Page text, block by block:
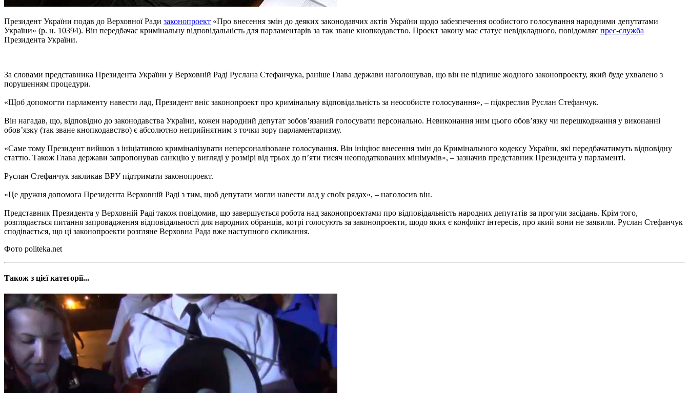
Президент України подав до Верховної Ради законопроект «Про внесення змін до деяких законодавчих актів України щодо забезпечення особистого голосування народними депутатами
України» (р. н. 10394). Він передбачає кримінальну відповідальність для парламентарів за так зване кнопкодавство. Проект закону має статус невідкладного, повідомляє прес-служба
Президента України.
За словами представника Президента України у Верховній Раді Руслана Стефанчука, раніше Глава держави наголошував, що він не підпише жодного законопроекту, який буде ухвалено з
порушенням процедури.
«Щоб допомогти парламенту навести лад, Президент вніс законопроект про кримінальну відповідальність за неособисте голосування», – підкреслив Руслан Стефанчук.
Він нагадав, що, відповідно до законодавства України, кожен народний депутат зобов’язаний голосувати персонально. Невиконання ним цього обов’язку чи перешкоджання у виконанні
обов’язку (так зване кнопкодавство) є абсолютно неприйнятним з точки зору парламентаризму.
«Саме тому Президент вийшов з ініціативою криміналізувати неперсоналізоване голосування. Він ініціює внесення змін до Кримінального кодексу України, які передбачатимуть відповідну
статтю. Також Глава держави запропонував санкцію у вигляді у розмірі від трьох до п’яти тисяч неоподаткованих мінімумів», – зазначив представник Президента у парламенті.
Руслан Стефанчук закликав ВРУ підтримати законопроект.
«Це дружня допомога Президента Верховній Раді з тим, щоб депутати могли навести лад у своїх рядах», – наголосив він.
Представник Президента у Верховній Раді також повідомив, що завершується робота над законопроектами про відповідальність народних депутатів за прогули засідань. Крім того,
розглядається питання запровадження відповідальності для народних обранців, котрі голосують за законопроекти, щодо яких є конфлікт інтересів, про який вони не заявили. Руслан Стефанчук
сподівається, що ці законопроекти розгляне Верховна Рада вже наступного скликання.
Фото politeka.net
Також з цієї категорії...